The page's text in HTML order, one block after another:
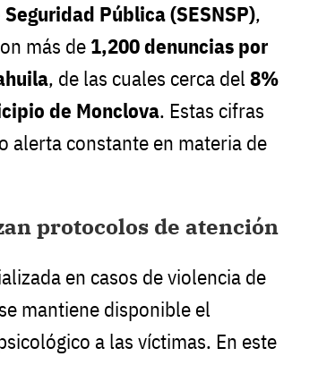
Pública (SESNSP),
más de 1,200 denuncias por
, de las cuales cerca del 8%
de Monclova. Estas cifras
alerta constante en materia de
protocolos de atención
en casos de violencia de
mantiene disponible el
a las víctimas. En este